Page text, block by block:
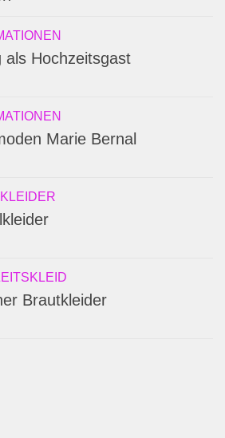
als Hochzeitsgast
Marie Bernal
Brautkleider